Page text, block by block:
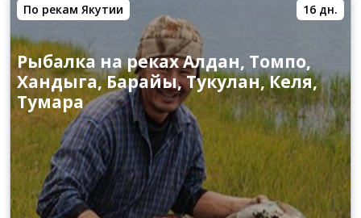
По рекам Якутии 16 дн.
Рыбалка на реках Алдан, Томпо,
Хандыга, Барайы, Тукулан, Келя,
Тумара